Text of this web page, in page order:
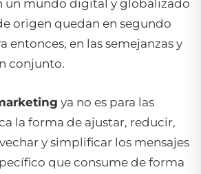
un mundo digital y globalizado
origen quedan en segundo
entonces, en las semejanzas y
conjunto.
ya no es para las
la forma de ajustar, reducir,
y simplificar los mensajes
que consume de forma